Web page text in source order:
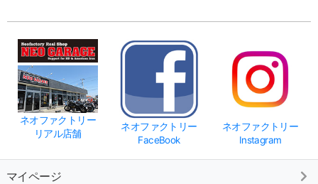
ネオファクトリー
リアル店舗
ネオファクトリー
FaceBook
ネオファクトリー
Instagram
マイページ